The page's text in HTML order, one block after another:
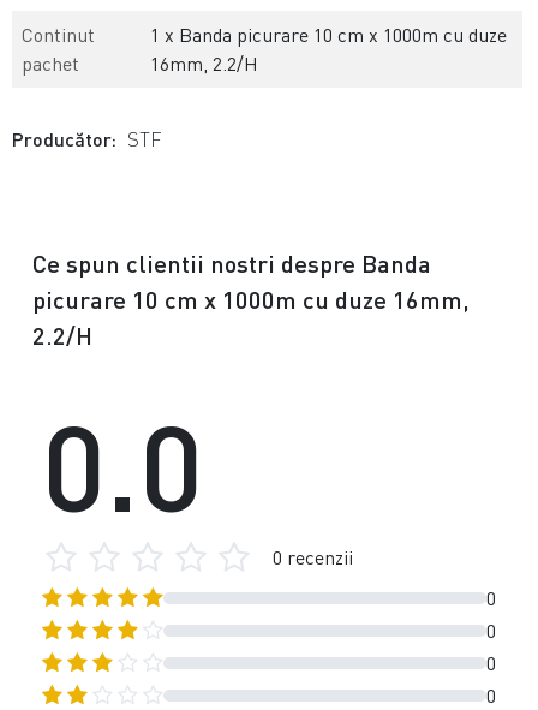
Continut
pachet
1 x Banda picurare 10 cm x 1000m cu duze
16mm, 2.2/H
Producător: STF
Ce spun clientii nostri despre Banda
picurare 10 cm x 1000m cu duze 16mm,
2.2/H
0
0
0
0
0.0
0 recenzii